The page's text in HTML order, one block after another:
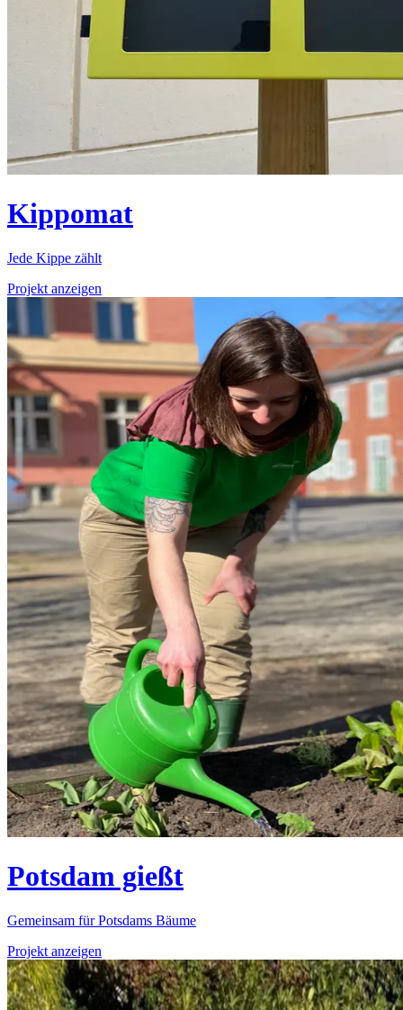
Kippomat
Jede Kippe zählt
Projekt anzeigen
Potsdam gießt
Gemeinsam für Potsdams Bäume
Projekt anzeigen